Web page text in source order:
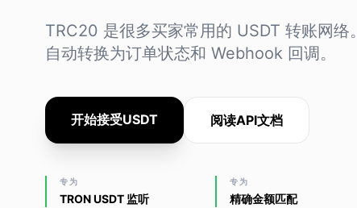
TRC20 是很多买家常用的 USDT 转账网
自动转换为订单状态和 Webhook 回调。
开始接受USDT 阅读API文档
专为
TRON USDT 监听
专为
精确金额匹配